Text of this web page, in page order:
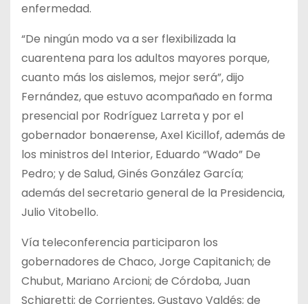
enfermedad.
“De ningún modo va a ser flexibilizada la
cuarentena para los adultos mayores porque,
cuanto más los aislemos, mejor será”, dijo
Fernández, que estuvo acompañado en forma
presencial por Rodríguez Larreta y por el
gobernador bonaerense, Axel Kicillof, además de
los ministros del Interior, Eduardo “Wado” De
Pedro; y de Salud, Ginés González García;
además del secretario general de la Presidencia,
Julio Vitobello.
Vía teleconferencia participaron los
gobernadores de Chaco, Jorge Capitanich; de
Chubut, Mariano Arcioni; de Córdoba, Juan
Schiaretti; de Corrientes, Gustavo Valdés; de